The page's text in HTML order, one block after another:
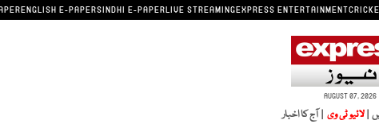
ENGLISH E-PAPERSINDHI E-PAPERLIVE STREAMINGEXPRESS ENTERTAINMENT
AUGUST 07, 2026
| | آج کا اخبار